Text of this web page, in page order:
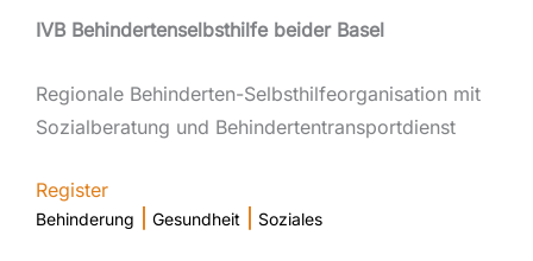
IVB Behindertenselbsthilfe beider Basel
Regionale Behinderten-Selbsthilfeorganisation mit
Sozialberatung und Behindertentransportdienst
Register
Behinderung Gesundheit Soziales